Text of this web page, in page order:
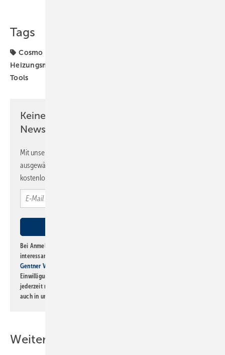
Tags
Cosmo
Heizungsmodernisierung
Tools
Keine Zeit? Kein Problem mit dem SBZ
Newsletter!
Mit unserem Newsletter erhalten Sie regelmäßig von uns
ausgewählte Informationen und Neuigkeiten, gebündelt und
kostenlos direkt ins Postfach.
Bei Anmeldung zu diesem Newsletter bin ich damit einverstanden, über
interessante Verlags- und Online-Angebote
Gentner Verlag GmbH & Co. KG
Einwilligung kann ich jederzeit widerrufen und eine Abmeldung ist
jederzeit möglich. Informationen zum Umgang mit Daten finden Sie
auch in unserer
Weitere Inhalte